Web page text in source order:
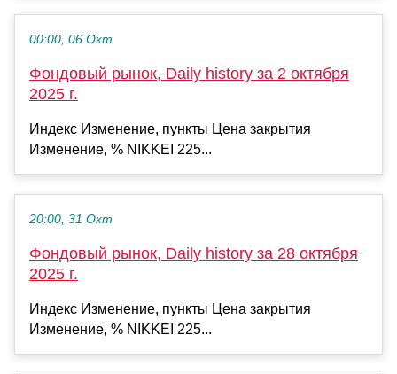
00:00, 06 Окт
Фондовый рынок, Daily history за 2 октября
2025 г.
Индекс Изменение, пункты Цена закрытия
Изменение, % NIKKEI 225...
20:00, 31 Окт
Фондовый рынок, Daily history за 28 октября
2025 г.
Индекс Изменение, пункты Цена закрытия
Изменение, % NIKKEI 225...